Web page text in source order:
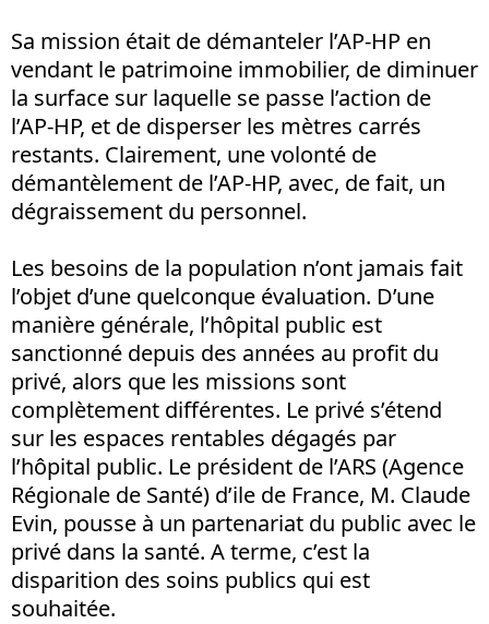
Sa mission était de démanteler l’AP-HP en
vendant le patrimoine immobilier, de diminuer
la surface sur laquelle se passe l’action de
l’AP-HP, et de disperser les mètres carrés
restants. Clairement, une volonté de
démantèlement de l’AP-HP, avec, de fait, un
dégraissement du personnel.
Les besoins de la population n’ont jamais fait
l’objet d’une quelconque évaluation. D’une
manière générale, l’hôpital public est
sanctionné depuis des années au profit du
privé, alors que les missions sont
complètement différentes. Le privé s’étend
sur les espaces rentables dégagés par
l’hôpital public. Le président de l’ARS (Agence
Régionale de Santé) d’ile de France, M. Claude
Evin, pousse à un partenariat du public avec le
privé dans la santé. A terme, c’est la
disparition des soins publics qui est
souhaitée.